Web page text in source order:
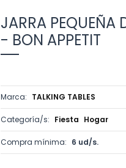
JARRA PEQUEÑA
- BON APPETIT
Marca: TALKING TABLES
Categoría/s: Fiesta Hogar
Compra mínima: 6 ud/s.